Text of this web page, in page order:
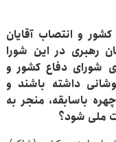
و انتصاب آقایان
رهبری در این شورا
شورای دفاع کشور و
داشته باشند و
درنتیجه تاسیس این نهاد و انتصاب ۲ چهره باسابقه، منجر به
ملی شود؟